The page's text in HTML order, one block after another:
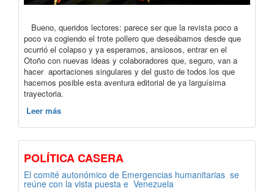
Bueno, queridos lectores: parece ser que la revista poco a
poco va cogiendo el trote pollero que deseábamos desde que
ocurrió el colapso y ya esperamos, ansiosos, entrar en el
Otoño con nuevas ideas y colaboradores que, seguro, van a
hacer aportaciones singulares y del gusto de todos los que
hacemos posible esta aventura editorial de ya larguísima
trayectoria.
Leer más
POLÍTICA CASERA
El comité autonómico de Emergencias humanitarias se
reúne con la vista puesta e Venezuela